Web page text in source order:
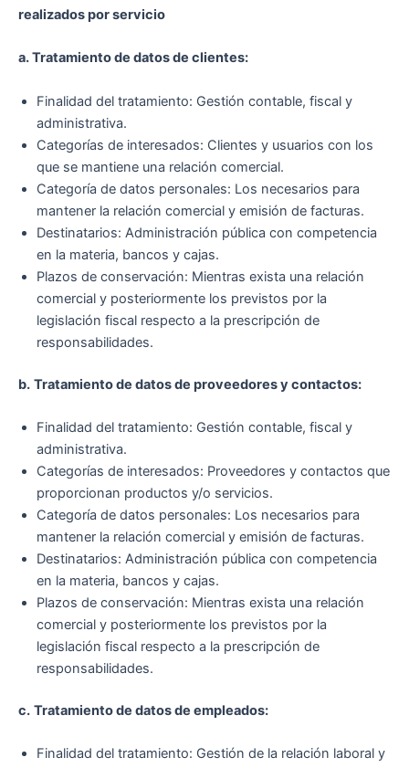
realizados por servicio
a.Tratamiento de datos de clientes:
Finalidad del tratamiento: Gestión contable, fiscal y
administrativa.
Categorías de interesados: Clientes y usuarios con los
que se mantiene una relación comercial.
Categoría de datos personales: Los necesarios para
mantener la relación comercial y emisión de facturas.
Destinatarios: Administración pública con competencia
en la materia, bancos y cajas.
Plazos de conservación: Mientras exista una relación
comercial y posteriormente los previstos por la
legislación fiscal respecto a la prescripción de
responsabilidades.
b. Tratamiento de datos de proveedores y contactos:
Finalidad del tratamiento: Gestión contable, fiscal y
administrativa.
Categorías de interesados: Proveedores y contactos que
proporcionan productos y/o servicios.
Categoría de datos personales: Los necesarios para
mantener la relación comercial y emisión de facturas.
Destinatarios: Administración pública con competencia
en la materia, bancos y cajas.
Plazos de conservación: Mientras exista una relación
comercial y posteriormente los previstos por la
legislación fiscal respecto a la prescripción de
responsabilidades.
c. Tratamiento de datos de empleados:
Finalidad del tratamiento: Gestión de la relación laboral y